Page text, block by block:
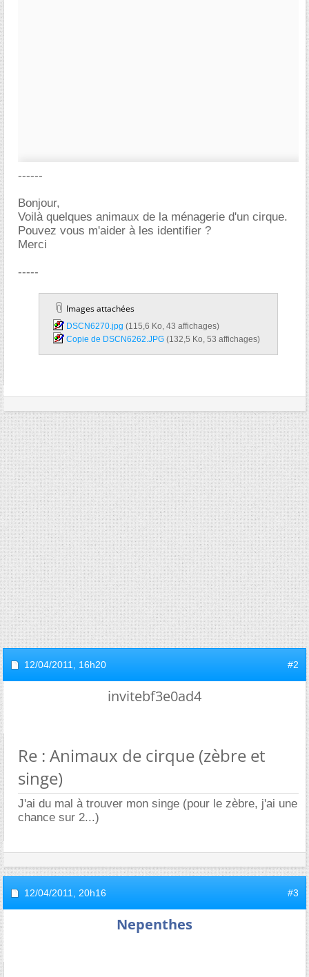
------
Bonjour,
Voilà quelques animaux de la ménagerie d'un cirque.
Pouvez vous m'aider à les identifier ?
Merci
-----
Images attachées
DSCN6270.jpg‎ (115,6 Ko, 43 affichages)
Copie de DSCN6262.JPG‎ (132,5 Ko, 53 affichages)
12/04/2011, 16h20 #2
invitebf3e0ad4
Re : Animaux de cirque (zèbre et
singe)
J'ai du mal à trouver mon singe (pour le zèbre, j'ai une
chance sur 2...)
12/04/2011, 20h16 #3
Nepenthes